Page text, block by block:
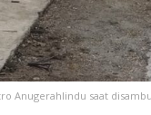
Anugerahlindu saat